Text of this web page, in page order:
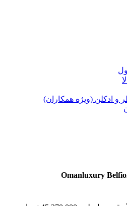
ادکلن (ویژه همکاران)